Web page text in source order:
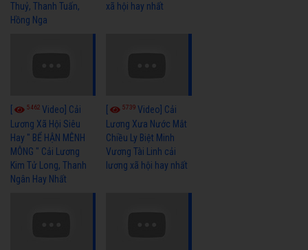
Thuỷ, Thanh Tuấn,
Hồng Nga
xã hội hay nhất
5462 Video] Cải
Lương Xã Hội Siêu
Hay " BỂ HẬN MÊNH
MÔNG " Cải Lương
Kim Tử Long, Thanh
Ngân Hay Nhất
5739Video] Cải
Lương Xưa Nước Mắt
Chiều Ly Biệt Minh
Vương Tài Linh cải
lương xã hội hay nhất